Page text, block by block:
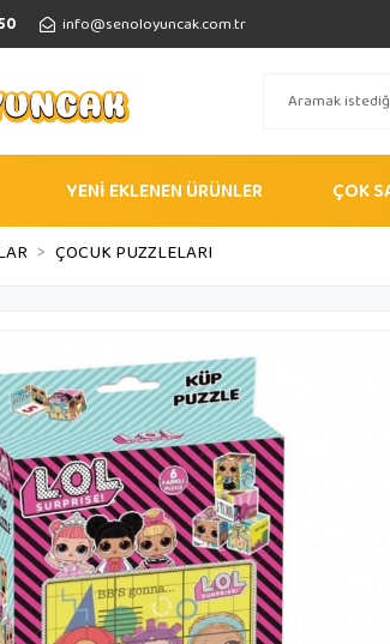
info@senoloyuncak.com.tr
YENİ EKLENEN ÜRÜNLER ÇOK
ÇOCUK PUZZLELARI